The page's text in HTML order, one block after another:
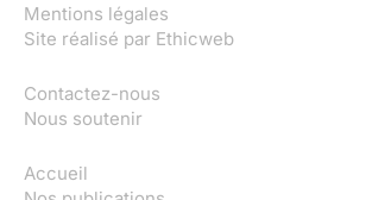
Mentions légales
Site réalisé par Ethicweb
Contactez-nous
Nous soutenir
Accueil